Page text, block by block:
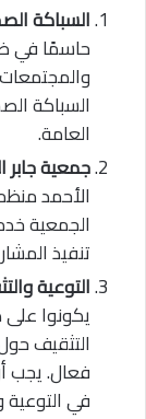
السباكة
حاسمًا في
السباكة
العامة.
جمعية
الأحمد
الجمعية
تنفيذ
التوعية
يكونوا على
التثقيف
فعال. يجب
في